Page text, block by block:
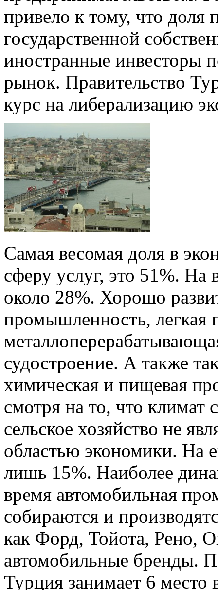
привело к тому, что доля
государственной
иностранные инвесторы
рынок. Правительство
курс на либерализацию
Самая весомая доля в
сферу услуг, это 51%.
около 28%. Хорошо
промышленность,
судостроение. А также
химическая и пищевая
смотря на то, что климат
сельское хозяйство не
областью экономики. На
лишь 15%. Наиболее
время автомобильная
собираются и
как Форд, Тойота, Рено,
автомобильные бренды.
Турция занимает 6 место